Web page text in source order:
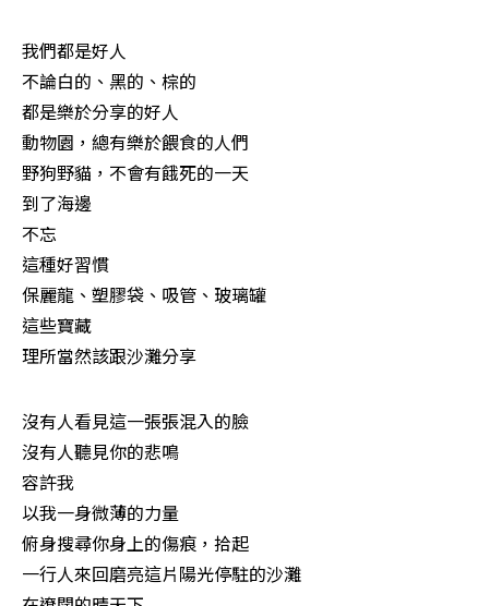
我們都是好人
不論白的、黑的、棕的
都是樂於分享的好人
動物園，總有樂於餵食的人們
野狗野貓，不會有餓死的一天
到了海邊
不忘
這種好習慣
保麗龍、塑膠袋、吸管、玻璃罐
這些寶藏
理所當然該跟沙灘分享
沒有人看見這一張張混入的臉
沒有人聽見你的悲鳴
容許我
以我一身微薄的力量
俯身搜尋你身上的傷痕，拾起
一行人來回磨亮這片陽光停駐的沙灘